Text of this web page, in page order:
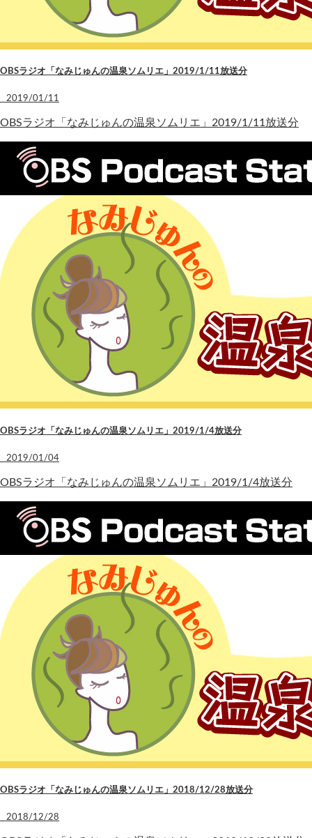
OBSラジオ「なみじゅんの温泉ソムリエ」2019/1/11放送分
2019/01/11
OBSラジオ「なみじゅんの温泉ソムリエ」2019/1/11放送分
OBSラジオ「なみじゅんの温泉ソムリエ」2019/1/4放送分
2019/01/04
OBSラジオ「なみじゅんの温泉ソムリエ」2019/1/4放送分
OBSラジオ「なみじゅんの温泉ソムリエ」2018/12/28放送分
2018/12/28